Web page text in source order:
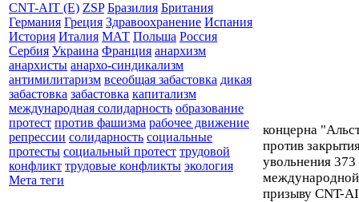
CNT-AIT (E) ZSP Бразилия Британия
Германия Греция Здравоохранение Испания
История Италия МАТ Польша Россия
Сербия Украина Франция анархизм
анархисты анархо-синдикализм
антимилитаризм всеобщая забастовка дикая
забастовка забастовка капитализм
международная солидарность образование
протест против фашизма рабочее движение
репрессии солидарность социальные
протесты социальный протест трудовой
конфликт трудовые конфликты экология
Мета теги
концерна
против
увольнения
международной
призыву CNT-